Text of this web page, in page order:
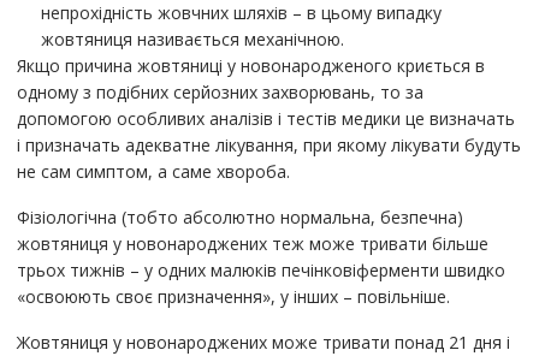
непрохідність жовчних шляхів – в цьому випадку
жовтяниця називається механічною.
Якщо причина жовтяниці у новонародженого криється в
одному з подібних серйозних захворювань, то за
допомогою особливих аналізів і тестів медики це визначать
і призначать адекватне лікування, при якому лікувати будуть
не сам симптом, а саме хвороба.
Фізіологічна (тобто абсолютно нормальна, безпечна)
жовтяниця у новонароджених теж може тривати більше
трьох тижнів – у одних малюків печінковіферменти швидко
«освоюють своє призначення», у інших – повільніше.
Жовтяниця у новонароджених може тривати понад 21 дня і